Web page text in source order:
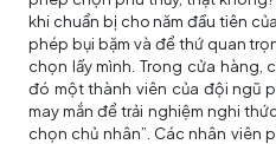
khi chuẩn bị cho năm đầu tiên
phép bụi bặm và để thứ quan
chọn lấy mình. Trong cửa
đó một thành viên của đội ngũ
may mắn để trải nghiệm nghi
chọn chủ nhân”. Các nhân viên